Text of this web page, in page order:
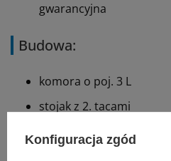
gwarancyjna
Budowa:
komora o poj. 3 L
stojak z 2. tacami
wyświetlacz dotykowy 4,3"
Konfiguracja zgód